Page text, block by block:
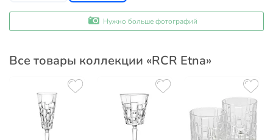
Нужно больше фотографий
Все товары коллекции «RCR Etna»